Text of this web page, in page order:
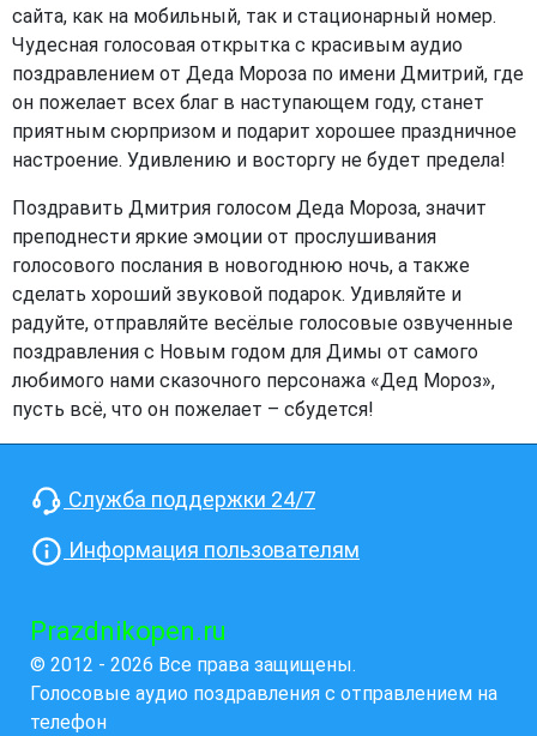
сайта, как на мобильный, так и стационарный номер.
Чудесная голосовая открытка с красивым аудио
поздравлением от Деда Мороза по имени Дмитрий, где
он пожелает всех благ в наступающем году, станет
приятным сюрпризом и подарит хорошее праздничное
настроение. Удивлению и восторгу не будет предела!
Поздравить Дмитрия голосом Деда Мороза, значит
преподнести яркие эмоции от прослушивания
голосового послания в новогоднюю ночь, а также
сделать хороший звуковой подарок. Удивляйте и
радуйте, отправляйте весёлые голосовые озвученные
поздравления с Новым годом для Димы от самого
любимого нами сказочного персонажа «Дед Мороз»,
пусть всё, что он пожелает – сбудется!
Служба поддержки 24/7
Информация пользователям
Prazdnikopen.ru
© 2012 - 2026 Все права защищены.
Голосовые аудио поздравления с отправлением на
телефон